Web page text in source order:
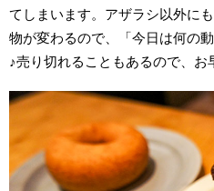
てしまいます。アザラシ以外に
物が変わるので、「今日は何の
♪売り切れることもあるので、お